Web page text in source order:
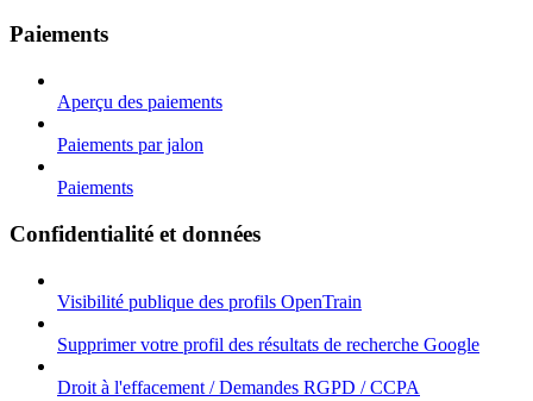
Paiements
Aperçu des paiements
Paiements par jalon
Paiements
Confidentialité et données
Visibilité publique des profils OpenTrain
Supprimer votre profil des résultats de recherche Google
Droit à l'effacement / Demandes RGPD / CCPA